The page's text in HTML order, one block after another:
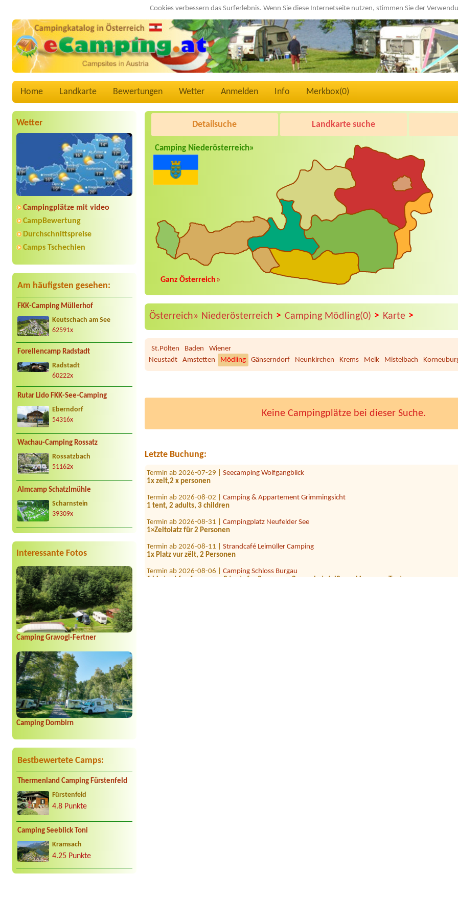
Cookies verbessern das Surferlebnis. Wenn Sie diese Internetseite nutzen, stimmen Sie der
Home Landkarte Bewertungen Wetter Anmelden Info Merkbox(0)
Wetter
Campingplätze mit video
CampBewertung
Durchschnittspreise
Camps Tschechien
Am häufigsten gesehen:
FKK-Camping Müllerhof
Keutschach am See
62591x
Forellencamp Radstadt
Radstadt
60222x
Rutar Lido FKK-See-Camping
Eberndorf
54316x
Wachau-Camping Rossatz
Rossatzbach
51162x
Almcamp Schatzlmühle
Scharnstein
39309x
Interessante Fotos
Camping Gravogl-Fertner
Camping Dornbirn
Bestbewertete Camps:
Thermenland Camping Fürstenfeld
Fürstenfeld
4.8 Punkte
Camping Seeblick Toni
Kramsach
4.25 Punkte
Detailsuche Landkarte suche
Camping Niederösterreich»
Ganz Österreich »
Österreich» Niederösterreich > Camping Mödling(0) > Karte >
St.Pölten Baden
Wiener
Neustadt
Amstetten Mödling Gänserndorf Neunkirchen Krems Melk Mistelbach
Keine Campingplätze bei dieser Suche.
Letzte Buchung:
Camping Dachstein
Wohnwagen, El. Anschluss, 2 Personen, 2 Hunde
1x zelt,2 x personen
1 tent, 2 adults, 3 children
1×Zeltolatz für 2 Personen
1x Platz vur zëlt, 2 Personen
1 big tent for 4 persons, 2 tents for 2 persons, 8 people total2x parking spaceTents